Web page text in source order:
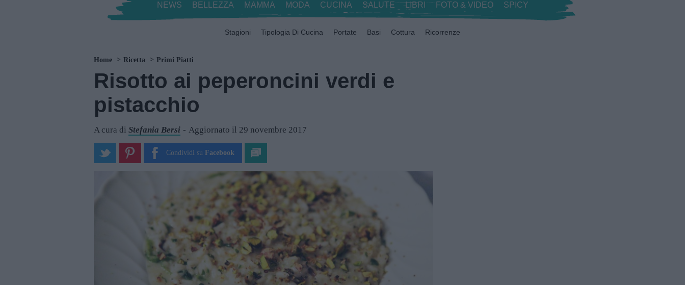
NEWS BELLEZZA MAMMA MODA CUCINA SALUTE LIBRI FOTO & VIDEO SPICY
Stagioni Tipologia Di Cucina Portate Basi Cottura Ricorrenze
Home Ricetta Primi Piatti
Risotto ai peperoncini verdi e
pistacchio
A cura di Stefania Bersi Aggiornato il 29 novembre 2017
Condividi su Facebook